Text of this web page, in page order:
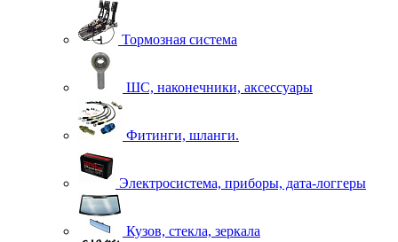
Тормозная система
ШС, наконечники, аксессуары
Фитинги, шланги.
Электросистема, приборы, дата-логгеры
Кузов, стекла, зеркала